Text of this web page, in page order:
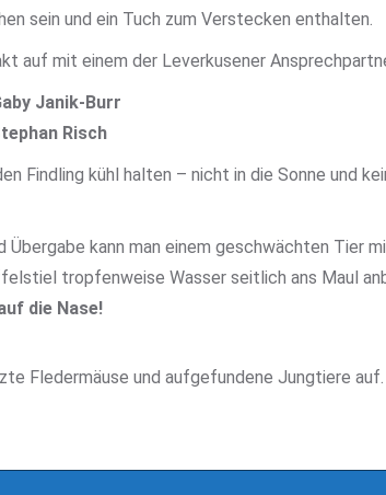
sein und ein Tuch zum Verstecken enthalten.
auf mit einem der Leverkusener
Janik-Burr
Risch
Findling kühl halten – nicht in die Sonne und
Übergabe kann man einem geschwächten Tier
tropfenweise Wasser seitlich ans Maul
die Nase!
Fledermäuse und aufgefundene Jungtiere